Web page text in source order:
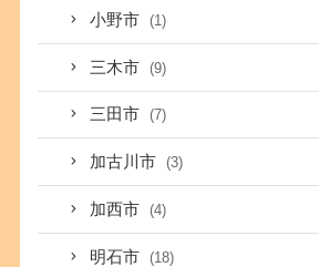
小野市 (1)
三木市 (9)
三田市 (7)
加古川市 (3)
加西市 (4)
明石市 (18)